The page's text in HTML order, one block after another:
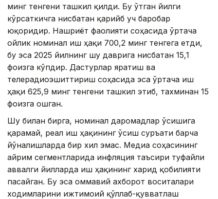
минг тенгени ташкил қилди. Бу ўтган йилги
кўрсаткичга нисбатан қарийб уч баробар
юқоридир. Нашриёт фаолияти соҳасида ўртача
ойлик номинал иш ҳақи 700,2 минг тенгега етди,
бу эса 2025 йилнинг шу даврига нисбатан 15,1
фоизга кўпдир. Дастурлар яратиш ва
телерадиоэшиттириш соҳасида эса ўртача иш
ҳақи 625,9 минг тенгени ташкил этиб, тахминан 15
фоизга ошган.
Шу билан бирга, номинал даромадлар ўсишига
қарамай, реал иш ҳақининг ўсиш суръати барча
йўналишларда бир хил эмас. Медиа соҳасининг
айрим сегментларида инфляция таъсири туфайли
аввалги йилларда иш ҳақининг харид қобилияти
пасайган. Бу эса оммавий ахборот воситалари
ходимларини ижтимоий қўллаб-қувватлаш